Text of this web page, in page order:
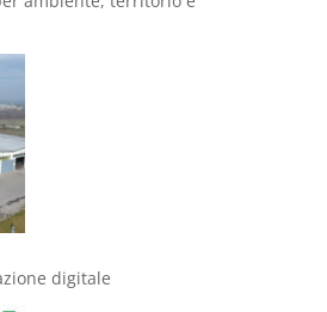
digitale